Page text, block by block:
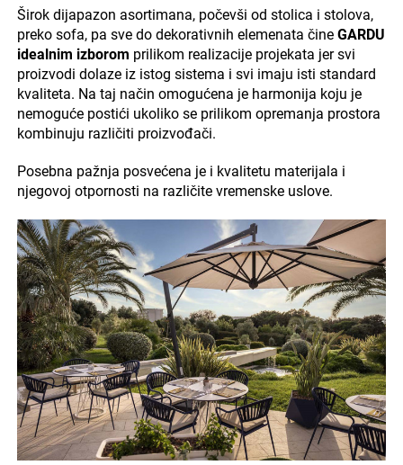
Širok dijapazon asortimana, počevši od stolica i stolova,
preko sofa, pa sve do dekorativnih elemenata čine GARDU
idealnim izborom prilikom realizacije projekata jer svi
proizvodi dolaze iz istog sistema i svi imaju isti standard
kvaliteta. Na taj način omogućena je harmonija koju je
nemoguće postići ukoliko se prilikom opremanja prostora
kombinuju različiti proizvođači.
Posebna pažnja posvećena je i kvalitetu materijala i
njegovoj otpornosti na različite vremenske uslove.